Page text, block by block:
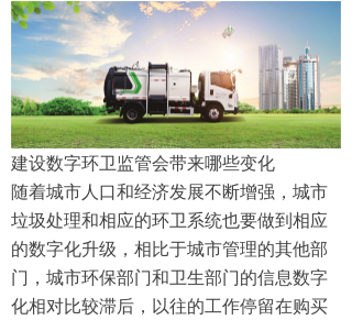
建设数字环卫监管会带来哪些变化
随着城市人口和经济发展不断增强，城市
垃圾处理和相应的环卫系统也要做到相应
的数字化升级，相比于城市管理的其他部
门，城市环保部门和卫生部门的信息数字
化相对比较滞后，以往的工作停留在购买